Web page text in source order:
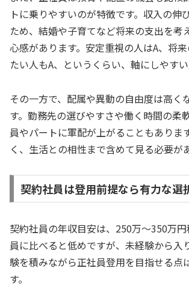
トに乗りやすいのが特徴です。収入の伸
ため、結婚や子育てなど将来の支出を考
心感があります。安定重視の人はA、将
たい人もA、というくらい、軸にしやすい
その一方で、配属や異動の自由度は高く
す。勤務先の選びやすさや働く時間の柔
員やパートに軍配が上がることもありま
く、生活との相性まで含めて見る必要が
契約社員は登用前提なら有力な選
契約社員の年収目安は、250万〜350万
員に比べると低めですが、未経験から入
験を積みながら正社員登用を目指せる点
す。